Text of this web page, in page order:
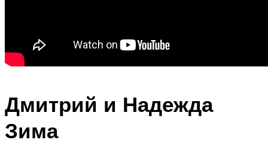
Дмитрий и Надежда
Зима